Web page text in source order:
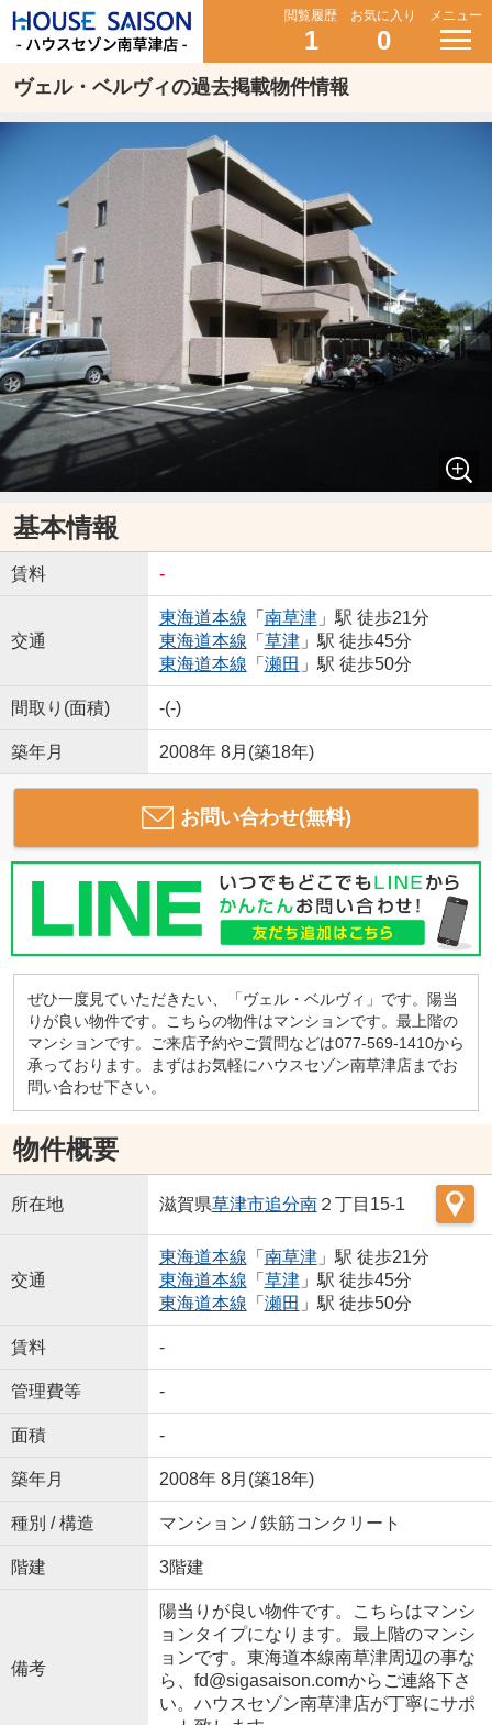
閲覧履歴
1
お気に入り
0
メニュー
ヴェル・ベルヴィの過去掲載物件情報
基本情報
賃料 -
交通
東海道本線 「 南草津」駅 徒歩21分
東海道本線 「 草津」駅 徒歩45分
東海道本線 「 瀬田 」駅 徒歩50分
間取り(面積) -(-)
築年月 2008年 8月(築18年)
お問い合わせ(無料)
ぜひ一度見ていただきたい、「ヴェル・ベルヴィ」です。陽当
りが良い物件です。こちらの物件はマンションです。最上階の
マンションです。ご来店予約やご質問などは077-569-1410から
承っております。まずはお気軽にハウスセゾン南草津店までお
問い合わせ下さい。
物件概要
所在地 滋賀県草津市追分南２丁目15-1
交通
東海道本線 「 南草津」駅 徒歩21分
東海道本線 「 草津」駅 徒歩45分
東海道本線 「 瀬田 」駅 徒歩50分
賃料 -
管理費等 -
面積 -
築年月 2008年 8月(築18年)
種別 / 構造 マンション / 鉄筋コンクリート
階建 3階建
備考
陽当りが良い物件です。こちらはマンシ
ョンタイプになります。最上階のマンシ
ョンです。東海道本線南草津周辺の事な
ら、fd@sigasaison.comからご連絡下さ
い。ハウスセゾン南草津店が丁寧にサポ